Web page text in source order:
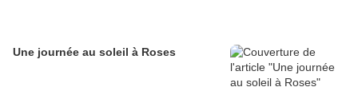
Une journée au soleil à Roses